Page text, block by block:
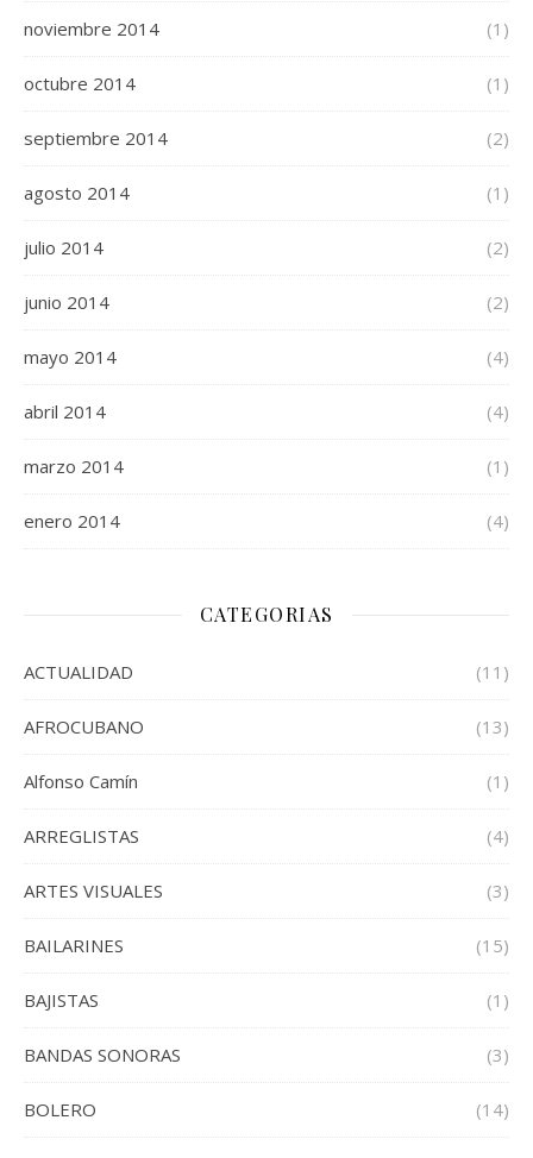
noviembre 2014 (1)
octubre 2014 (1)
septiembre 2014 (2)
agosto 2014 (1)
julio 2014 (2)
junio 2014 (2)
mayo 2014 (4)
abril 2014 (4)
marzo 2014 (1)
enero 2014 (4)
CATEGORIAS
ACTUALIDAD (11)
AFROCUBANO (13)
Alfonso Camín (1)
ARREGLISTAS (4)
ARTES VISUALES (3)
BAILARINES (15)
BAJISTAS (1)
BANDAS SONORAS (3)
BOLERO (14)